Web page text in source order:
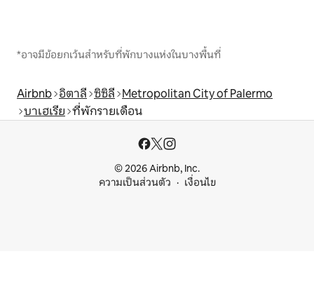
*อาจมีข้อยกเว้นสำหรับที่พักบางแห่งในบางพื้นที่
Airbnb อิตาลี ซิซิลี Metropolitan City of Palermo
บาเฮเรีย ที่พักรายเดือน
© 2026 Airbnb, Inc.
ความเป็นส่วนตัว
เงื่อนไข